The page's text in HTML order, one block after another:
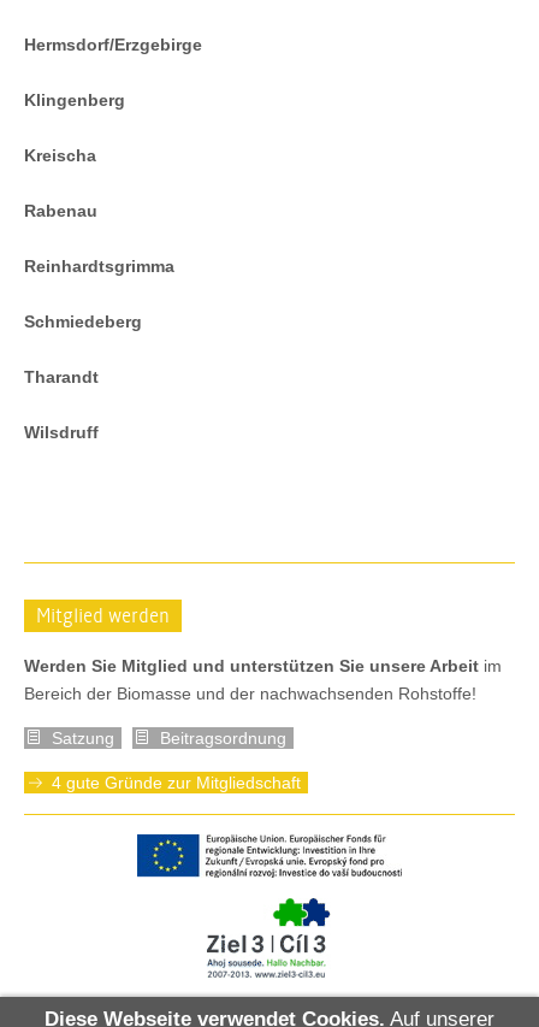
Hermsdorf/Erzgebirge
Klingenberg
Kreischa
Rabenau
Reinhardtsgrimma
Schmiedeberg
Tharandt
Wilsdruff
Mitglied werden
Werden Sie Mitglied und unterstützen Sie unsere Arbeit im
Bereich der Biomasse und der nachwachsenden Rohstoffe!
Satzung Beitragsordnung
4 gute Gründe zur Mitgliedschaft
Diese Webseite verwendet Cookies. Auf unserer